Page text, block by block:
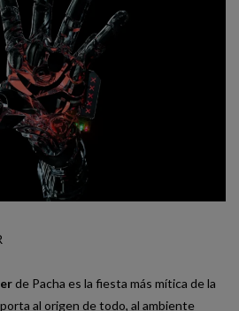
de Pacha es la fiesta más mítica de la
al origen de todo, al ambiente